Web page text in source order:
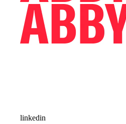
linkedin